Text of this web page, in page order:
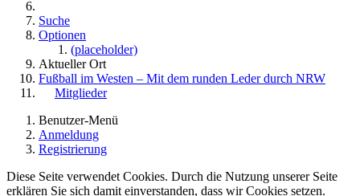
Suche
Optionen
(placeholder)
Aktueller Ort
Fußball im Westen – Mit dem runden Leder durch NRW
Mitglieder
Benutzer-Menü
Anmeldung
Registrierung
Diese Seite verwendet Cookies. Durch die Nutzung unserer Seite
erklären Sie sich damit einverstanden, dass wir Cookies setzen.